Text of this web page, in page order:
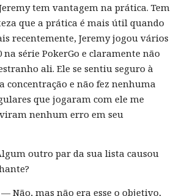
tem vantagem na prática. Tem
que a prática é mais útil quando
recentemente, Jeremy jogou vários
na série PokerGo e claramente não
ali. Ele se sentiu seguro à
concentração e não fez nenhuma
que jogaram com ele me
nenhum erro em seu
outro par da sua lista causou
— Não, mas não era esse o objetivo,